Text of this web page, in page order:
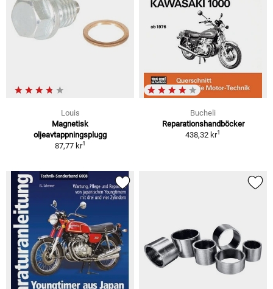
Louis
Magnetisk
oljeavtappningsplugg
87,77 kr1
Bucheli
Reparationshandböcker
438,32 kr1